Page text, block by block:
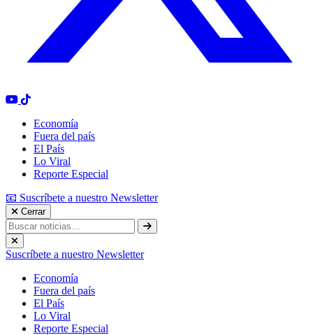
Economía
Fuera del país
El País
Lo Viral
Reporte Especial
📧 Suscríbete a nuestro Newsletter
Cerrar
Suscríbete a nuestro Newsletter
Economía
Fuera del país
El País
Lo Viral
Reporte Especial